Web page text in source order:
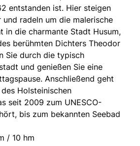
entstanden ist. Hier steigen
und radeln um die malerische
in die charmante Stadt Husum,
berühmten Dichters Theodor
Sie durch die typisch
und genießen Sie eine
Anschließend geht
Holsteinischen
seit 2009 zum UNESCO-
bis zum bekannten Seebad
/ 10 hm